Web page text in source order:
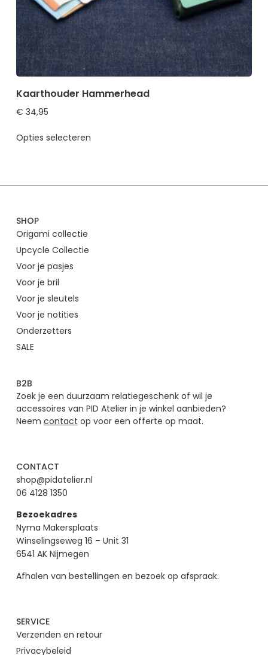
Kaarthouder Hammerhead
€ 34,95
Opties selecteren
SHOP
Origami collectie
Upcycle Collectie
Voor je pasjes
Voor je bril
Voor je sleutels
Voor je notities
Onderzetters
SALE
B2B
Zoek je een duurzaam relatiegeschenk of wil je
accessoires van PID Atelier in je winkel aanbieden?
Neem contact op voor een offerte op maat.
CONTACT
shop@pidatelier.nl
06 4128 1350
Bezoekadres
Nyma Makersplaats
Winselingseweg 16 – Unit 31
6541 AK Nijmegen
Afhalen van bestellingen en bezoek op afspraak.
SERVICE
Verzenden en retour
Privacybeleid